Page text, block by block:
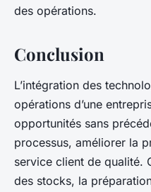
des opérations.
Conclusion
L’intégration des
opérations d’une
opportunités sans
processus, améliorer la
service client de qualité.
des stocks, la